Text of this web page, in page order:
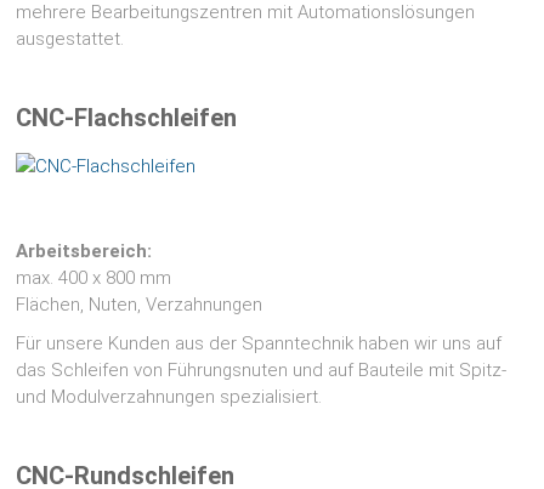
mehrere Bearbeitungszentren mit Automationslösungen
ausgestattet.
CNC-Flachschleifen
Arbeitsbereich:
max. 400 x 800 mm
Flächen, Nuten, Verzahnungen
Für unsere Kunden aus der Spanntechnik haben wir uns auf
das Schleifen von Führungsnuten und auf Bauteile mit Spitz-
und Modulverzahnungen spezialisiert.
CNC-Rundschleifen